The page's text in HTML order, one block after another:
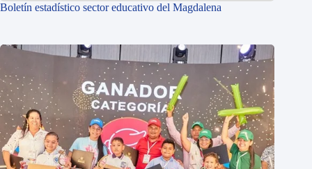
Boletín estadístico sector educativo del Magdalena